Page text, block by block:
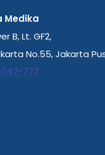
Medika
B, Lt. GF2,
No.55, Jakarta
742-777